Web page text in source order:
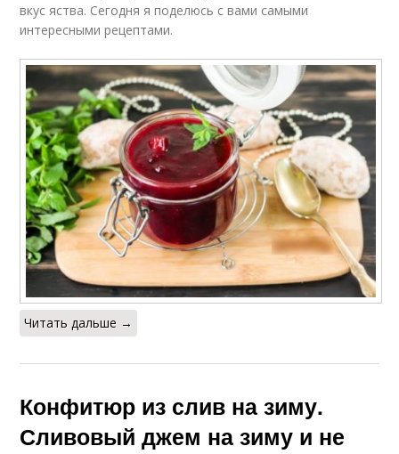
вкус яства. Сегодня я поделюсь с вами самыми
интересными рецептами.
Читать дальше →
Конфитюр из слив на зиму.
Сливовый джем на зиму и не